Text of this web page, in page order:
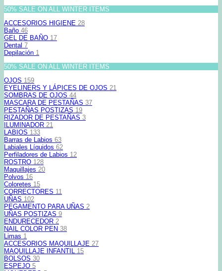
50% SALE ON ALL WINTER ITEMS
ACCESORIOS HIGIENE 28
Baño 46
GEL DE BAÑO 17
Dental 7
Depilación 1
50% SALE ON ALL WINTER ITEMS
OJOS 159
EYELINERS Y LÁPICES DE OJOS 21
SOMBRAS DE OJOS 44
MASCARA DE PESTAÑAS 37
PESTAÑAS POSTIZAS 19
RIZADOR DE PESTAÑAS 3
ILUMINADOR 21
LABIOS 133
Barras de Labios 63
Labiales Líquidos 62
Perfiladores de Labios 12
ROSTRO 128
Maquillajes 20
Polvos 16
Coloretes 15
CORRECTORES 11
UÑAS 102
PEGAMENTO PARA UÑAS 2
UÑAS POSTIZAS 9
ENDURECEDOR 2
NAIL COLOR PEN 38
Limas 1
ACCESORIOS MAQUILLAJE 27
MAQUILLAJE INFANTIL 15
BOLSOS 30
ESPEJO 5